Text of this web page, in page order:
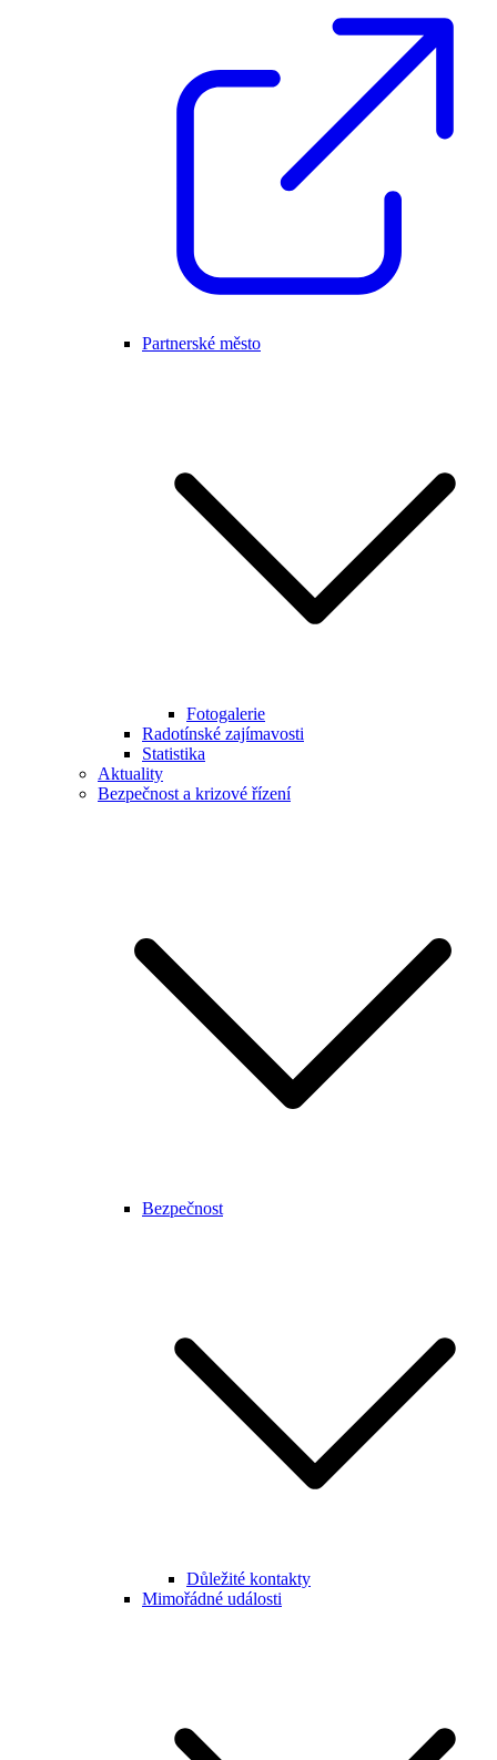
Partnerské město
Fotogalerie
Radotínské zajímavosti
Statistika
Aktuality
Bezpečnost a krizové řízení
Bezpečnost
Důležité kontakty
Mimořádné události